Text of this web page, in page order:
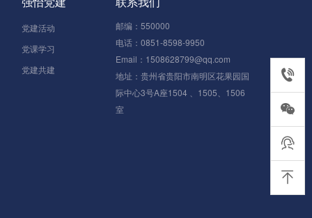
0851-
在线客服
返回顶部
党建活动
党课学习
党建共建
邮编：550000
电话：0851-8598-9950
Email：1508628799@qq.com
地址：贵州省贵阳市南明区花果园国
际中心3号A座1504 、1505、1506
室